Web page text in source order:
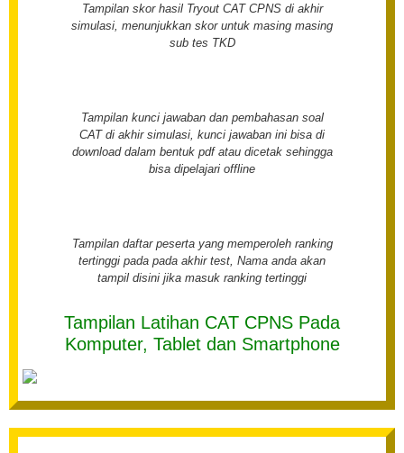
Tampilan skor hasil Tryout CAT CPNS di akhir
simulasi, menunjukkan skor untuk masing masing
sub tes TKD
Tampilan kunci jawaban dan pembahasan soal
CAT di akhir simulasi, kunci jawaban ini bisa di
download dalam bentuk pdf atau dicetak sehingga
bisa dipelajari offline
Tampilan daftar peserta yang memperoleh ranking
tertinggi pada pada akhir test, Nama anda akan
tampil disini jika masuk ranking tertinggi
Tampilan Latihan CAT CPNS Pada
Komputer, Tablet dan Smartphone